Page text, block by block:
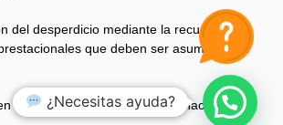
del desperdicio mediante la recuperación
que deben ser asumidos por
la atención básica, la determinación del
¿Necesitas ayuda?